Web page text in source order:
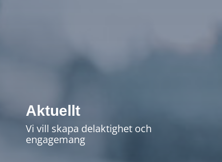
Aktuellt
Vi vill skapa delaktighet och
engagemang